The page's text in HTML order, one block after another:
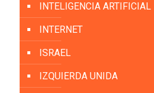
INTELIGENCIA ARTIFICIAL
INTERNET
ISRAEL
IZQUIERDA UNIDA